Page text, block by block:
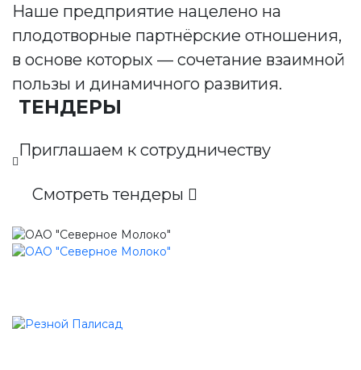
Наше предприятие нацелено на
плодотворные партнёрские отношения,
в основе которых — сочетание взаимной
пользы и динамичного развития.
ТЕНДЕРЫ
Приглашаем к сотрудничеству
Смотреть тендеры